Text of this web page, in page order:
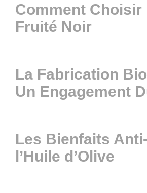
Comment Choisir
Fruité Noir
La Fabrication Bio
Un Engagement
Les Bienfaits
l’Huile d’Olive